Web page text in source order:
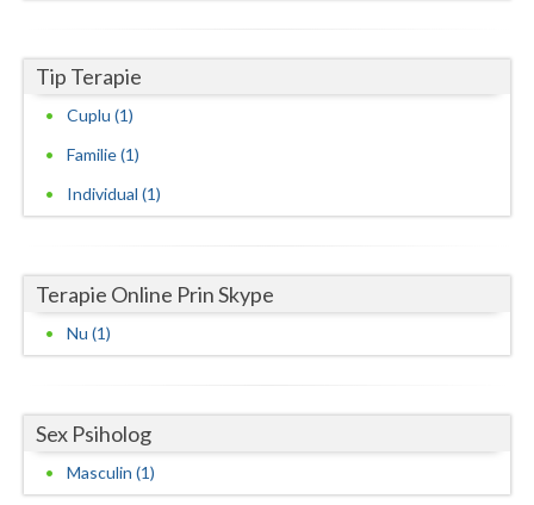
Olt
Prahova
Salaj
Satu-Mare
Suceava
Teleorman
Tulcea
Valcea
Tip Terapie
Cuplu (1)
Familie (1)
Individual (1)
Terapie Online Prin Skype
Nu (1)
Sex Psiholog
Masculin (1)